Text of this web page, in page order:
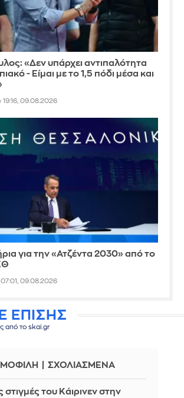
«Δεν υπάρχει αντιπαλότητα
- Είμαι με το 1,5 πόδι μέσα και
19:16, 09.08.2026
για την «Ατζέντα 2030» από το
07:01, 09.08.2026
ΕΠΙΣΗΣ
από το skai.gr
ΣΧΟΛΙΑΣΜΕΝΑ
στιγμές του Κάιρινεν στην